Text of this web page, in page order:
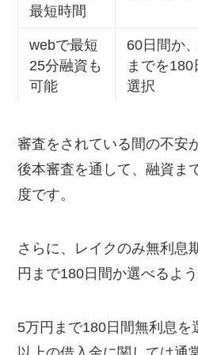
最短時間
webで最短
25分融資も
可能
60日間か
までを180
選択
審査をされている間の不安
後本審査を通して、融資ま
度です。
さらに、レイクのみ無利息
円まで180日間か選べるよ
5万円まで180日間無利息を